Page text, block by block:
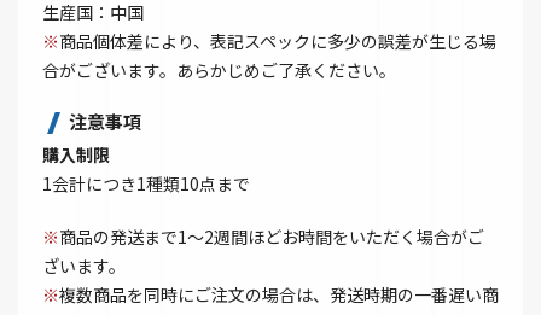
生産国：中国
※商品個体差により、表記スペックに多少の誤差が生じる場
合がございます。あらかじめご了承ください。
注意事項
購入制限
1会計につき1種類10点まで
※商品の発送まで1～2週間ほどお時間をいただく場合がご
ざいます。
※複数商品を同時にご注文の場合は、発送時期の一番遅い商